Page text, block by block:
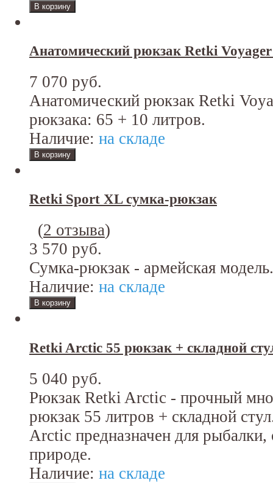
Анатомический рюкзак Retki
7 070 руб.
Анатомический рюкзак Retki
рюкзака: 65 + 10 литров.
Наличие: на складе
Retki Sport XL сумка-рюкзак
(2 отзыва)
3 570 руб.
Сумка-рюкзак - армейская
Наличие: на складе
Retki Arctic 55 рюкзак + складной
5 040 руб.
Рюкзак Retki Arctic - прочный
рюкзак 55 литров + складной
Arctic предназначен для
природе.
Наличие: на складе